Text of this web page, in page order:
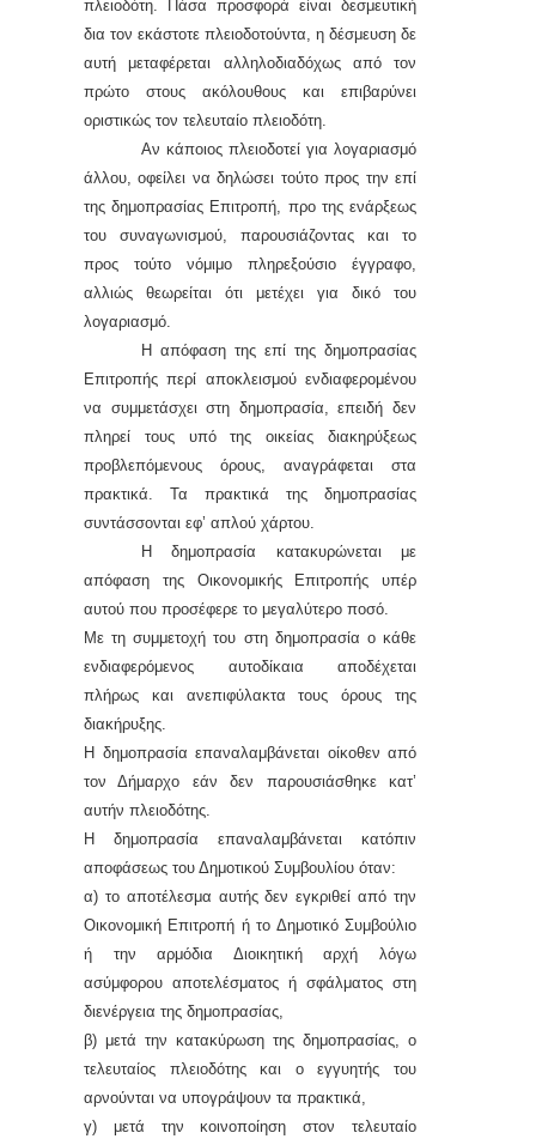
πλειοδότη. Πάσα προσφορά είναι δεσμευτική
δια τον εκάστοτε πλειοδοτούντα, η δέσμευση δε
αυτή μεταφέρεται αλληλοδιαδόχως από τον
πρώτο στους ακόλουθους και επιβαρύνει
οριστικώς τον τελευταίο πλειοδότη.
Αν κάποιος πλειοδοτεί για λογαριασμό
άλλου, οφείλει να δηλώσει τούτο προς την επί
της δημοπρασίας Επιτροπή, προ της ενάρξεως
του συναγωνισμού, παρουσιάζοντας και το
προς τούτο νόμιμο πληρεξούσιο έγγραφο,
αλλιώς θεωρείται ότι μετέχει για δικό του
λογαριασμό.
Η απόφαση της επί της δημοπρασίας
Επιτροπής περί αποκλεισμού ενδιαφερομένου
να συμμετάσχει στη δημοπρασία, επειδή δεν
πληρεί τους υπό της οικείας διακηρύξεως
προβλεπόμενους όρους, αναγράφεται στα
πρακτικά. Τα πρακτικά της δημοπρασίας
συντάσσονται εφ’ απλού χάρτου.
Η δημοπρασία κατακυρώνεται με
απόφαση της Οικονομικής Επιτροπής υπέρ
αυτού που προσέφερε το μεγαλύτερο ποσό.
Με τη συμμετοχή του στη δημοπρασία ο κάθε
ενδιαφερόμενος αυτοδίκαια αποδέχεται
πλήρως και ανεπιφύλακτα τους όρους της
διακήρυξης.
Η δημοπρασία επαναλαμβάνεται οίκοθεν από
τον Δήμαρχο εάν δεν παρουσιάσθηκε κατ’
αυτήν πλειοδότης.
Η δημοπρασία επαναλαμβάνεται κατόπιν
αποφάσεως του Δημοτικού Συμβουλίου όταν:
α) το αποτέλεσμα αυτής δεν εγκριθεί από την
Οικονομική Επιτροπή ή το Δημοτικό Συμβούλιο
ή την αρμόδια Διοικητική αρχή λόγω
ασύμφορου αποτελέσματος ή σφάλματος στη
διενέργεια της δημοπρασίας,
β) μετά την κατακύρωση της δημοπρασίας, ο
τελευταίος πλειοδότης και ο εγγυητής του
αρνούνται να υπογράψουν τα πρακτικά,
γ) μετά την κοινοποίηση στον τελευταίο